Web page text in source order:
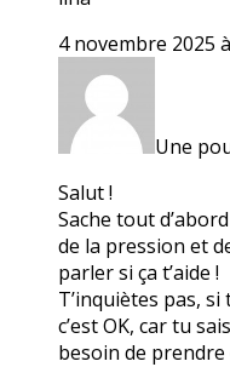
4 novembre 2025
Une
Salut !
Sache tout
de la pression et
parler si ça t’aide !
T’inquiètes pas,
c’est OK, car tu
besoin de